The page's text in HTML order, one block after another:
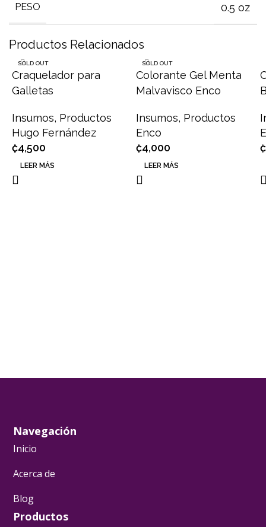
PESO 0.5 oz
Productos Relacionados
SOLD OUT
Craquelador para
Galletas
Insumos, Productos
Hugo Fernández
₡4,500
LEER MÁS
SOLD OUT
Colorante Gel Menta
Malvavisco Enco
Insumos, Productos
Enco
₡4,000
LEER MÁS
₡
Navegación
Inicio
Acerca de
Blog
Productos